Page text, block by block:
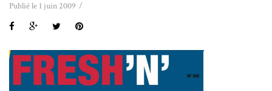
Publié le 1 juin 2009